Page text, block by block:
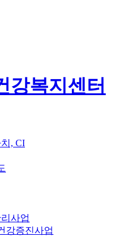
강복지센터
, CI
사업
강증진사업